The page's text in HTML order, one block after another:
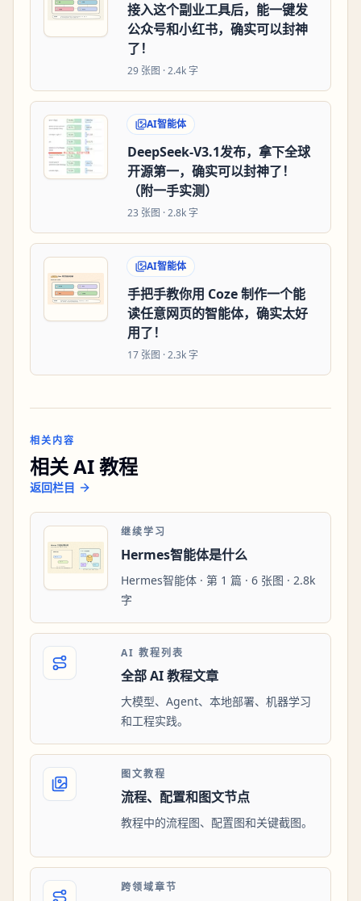
接入这个副业工具后，能一键发
公众号和小红书，确实可以封神
了！
29 张图 ·2.4k 字
AI智能体
DeepSeek-V3.1发布，拿下全球
开源第一，确实可以封神了！
（附一手实测）
23 张图 ·2.8k 字
AI智能体
手把手教你用 Coze 制作一个能
读任意网页的智能体，确实太好
用了！
17 张图 ·2.3k 字
相关内容
相关 AI 教程
返回栏目
继续学习
Hermes智能体是什么
Hermes智能体 · 第 1 篇 · 6 张图 · 2.8k
字
AI 教程列表
全部 AI 教程文章
大模型、Agent、本地部署、机器学习
和工程实践。
图文教程
流程、配置和图文节点
教程中的流程图、配置图和关键截图。
跨领域章节